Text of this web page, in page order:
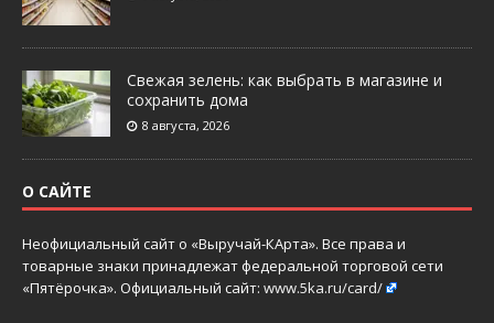
Свежая зелень: как выбрать в магазине и
сохранить дома
8 августа, 2026
О САЙТЕ
Неофициальный сайт о «Выручай-КАрта». Все права и
товарные знаки принадлежат федеральной торговой сети
«Пятёрочка». Официальный сайт: www.5ka.ru/card/